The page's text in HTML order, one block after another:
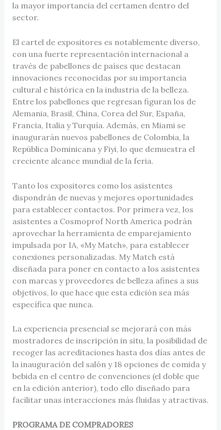
la mayor importancia del certamen dentro del
sector.
El cartel de expositores es notablemente diverso,
con una fuerte representación internacional a
través de pabellones de países que destacan
innovaciones reconocidas por su importancia
cultural e histórica en la industria de la belleza.
Entre los pabellones que regresan figuran los de
Alemania, Brasil, China, Corea del Sur, España,
Francia, Italia y Turquía. Además, en Miami se
inaugurarán nuevos pabellones de Colombia, la
República Dominicana y Fiyi, lo que demuestra el
creciente alcance mundial de la feria.
Tanto los expositores como los asistentes
dispondrán de nuevas y mejores oportunidades
para establecer contactos. Por primera vez, los
asistentes a Cosmoprof North America podrán
aprovechar la herramienta de emparejamiento
impulsada por IA, «My Match», para establecer
conexiones personalizadas. My Match está
diseñada para poner en contacto a los asistentes
con marcas y proveedores de belleza afines a sus
objetivos, lo que hace que esta edición sea más
específica que nunca.
La experiencia presencial se mejorará con más
mostradores de inscripción in situ, la posibilidad de
recoger las acreditaciones hasta dos días antes de
la inauguración del salón y 18 opciones de comida y
bebida en el centro de convenciones (el doble que
en la edición anterior), todo ello diseñado para
facilitar unas interacciones más fluidas y atractivas.
PROGRAMA DE COMPRADORES